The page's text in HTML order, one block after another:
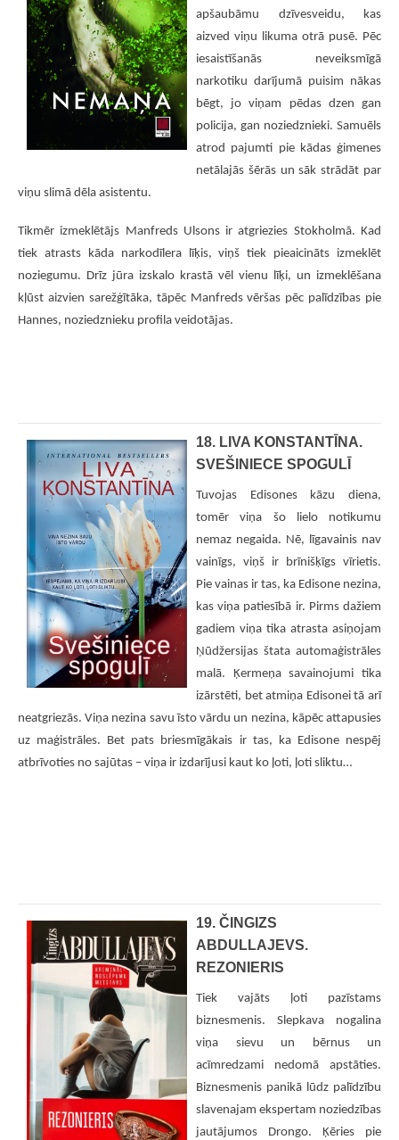
apšaubāmu dzīvesveidu, kas
aizved viņu likuma otrā pusē. Pēc
iesaistīšanās neveiksmīgā
narkotiku darījumā puisim nākas
bēgt, jo viņam pēdas dzen gan
policija, gan noziedznieki. Samuēls
atrod pajumti pie kādas ģimenes
netālajās šērās un sāk strādāt par
viņu slimā dēla asistentu.
Tikmēr izmeklētājs Manfreds Ulsons ir atgriezies Stokholmā. Kad
tiek atrasts kāda narkodīlera līķis, viņš tiek pieaicināts izmeklēt
noziegumu. Drīz jūra izskalo krastā vēl vienu līķi, un izmeklēšana
kļūst aizvien sarežģītāka, tāpēc Manfreds vēršas pēc palīdzības pie
Hannes, noziedznieku profila veidotājas.
18. LIVA KONSTANTĪNA.
SVEŠINIECE SPOGULĪ
Tuvojas Edisones kāzu diena,
tomēr viņa šo lielo notikumu
nemaz negaida. Nē, līgavainis nav
vainīgs, viņš ir brīnišķīgs vīrietis.
Pie vainas ir tas, ka Edisone nezina,
kas viņa patiesībā ir. Pirms dažiem
gadiem viņa tika atrasta asiņojam
Ņūdžersijas štata automaģistrāles
malā. Ķermeņa savainojumi tika
izārstēti, bet atmiņa Edisonei tā arī
neatgriezās. Viņa nezina savu īsto vārdu un nezina, kāpēc attapusies
uz maģistrāles. Bet pats briesmīgākais ir tas, ka Edisone nespēj
atbrīvoties no sajūtas – viņa ir izdarījusi kaut ko ļoti, ļoti sliktu…
19. ČINGIZS
ABDULLAJEVS.
REZONIERIS
Tiek vajāts ļoti pazīstams
biznesmenis. Slepkava nogalina
viņa sievu un bērnus un
acīmredzami nedomā apstāties.
Biznesmenis panikā lūdz palīdzību
slavenajam ekspertam noziedzības
jautājumos Drongo. Ķēries pie